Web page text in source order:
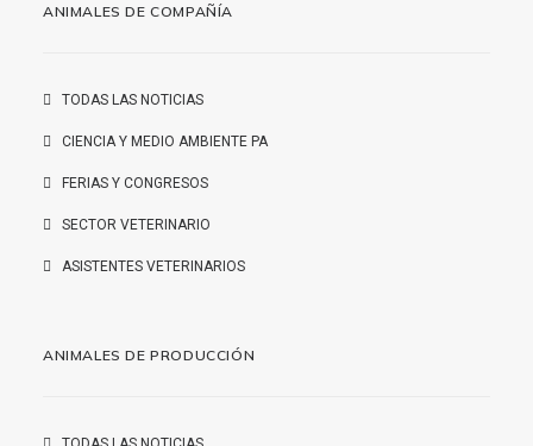
ANIMALES DE COMPAÑÍA
TODAS LAS NOTICIAS
CIENCIA Y MEDIO AMBIENTE PA
FERIAS Y CONGRESOS
SECTOR VETERINARIO
ASISTENTES VETERINARIOS
ANIMALES DE PRODUCCIÓN